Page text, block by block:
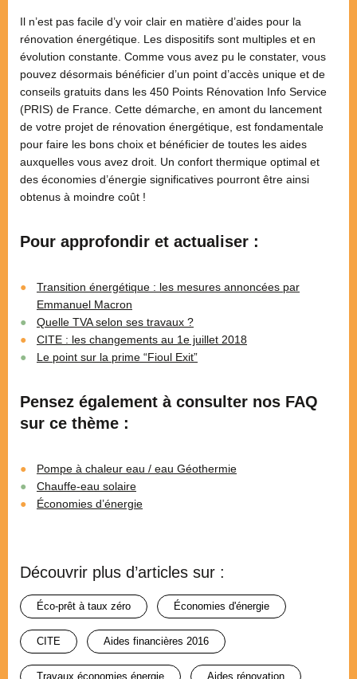
Il n’est pas facile d’y voir clair en matière d’aides pour la
rénovation énergétique. Les dispositifs sont multiples et en
évolution constante. Comme vous avez pu le constater, vous
pouvez désormais bénéficier d’un point d’accès unique et de
conseils gratuits dans les 450 Points Rénovation Info Service
(PRIS) de France. Cette démarche, en amont du lancement
de votre projet de rénovation énergétique, est fondamentale
pour faire les bons choix et bénéficier de toutes les aides
auxquelles vous avez droit. Un confort thermique optimal et
des économies d’énergie significatives pourront être ainsi
obtenus à moindre coût !
Pour approfondir et actualiser :
Transition énergétique : les mesures annoncées par
Emmanuel Macron
Quelle TVA selon ses travaux ?
CITE : les changements au 1e juillet 2018
Le point sur la prime “Fioul Exit”
Pensez également à consulter nos FAQ
sur ce thème :
Pompe à chaleur eau / eau Géothermie
Chauffe-eau solaire
Économies d’énergie
Découvrir plus d’articles sur :
éco-prêt à taux zéro économies d'énergie
CITE aides financières 2016
travaux économies énergie aides rénovation